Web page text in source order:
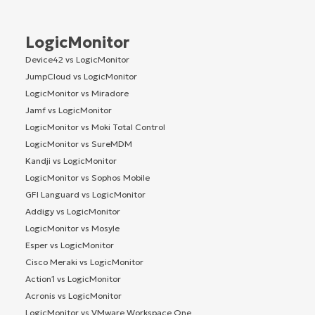
LogicMonitor
Device42 vs LogicMonitor
JumpCloud vs LogicMonitor
LogicMonitor vs Miradore
Jamf vs LogicMonitor
LogicMonitor vs Moki Total Control
LogicMonitor vs SureMDM
Kandji vs LogicMonitor
LogicMonitor vs Sophos Mobile
GFI Languard vs LogicMonitor
Addigy vs LogicMonitor
LogicMonitor vs Mosyle
Esper vs LogicMonitor
Cisco Meraki vs LogicMonitor
Action1 vs LogicMonitor
Acronis vs LogicMonitor
LogicMonitor vs VMware Workspace One